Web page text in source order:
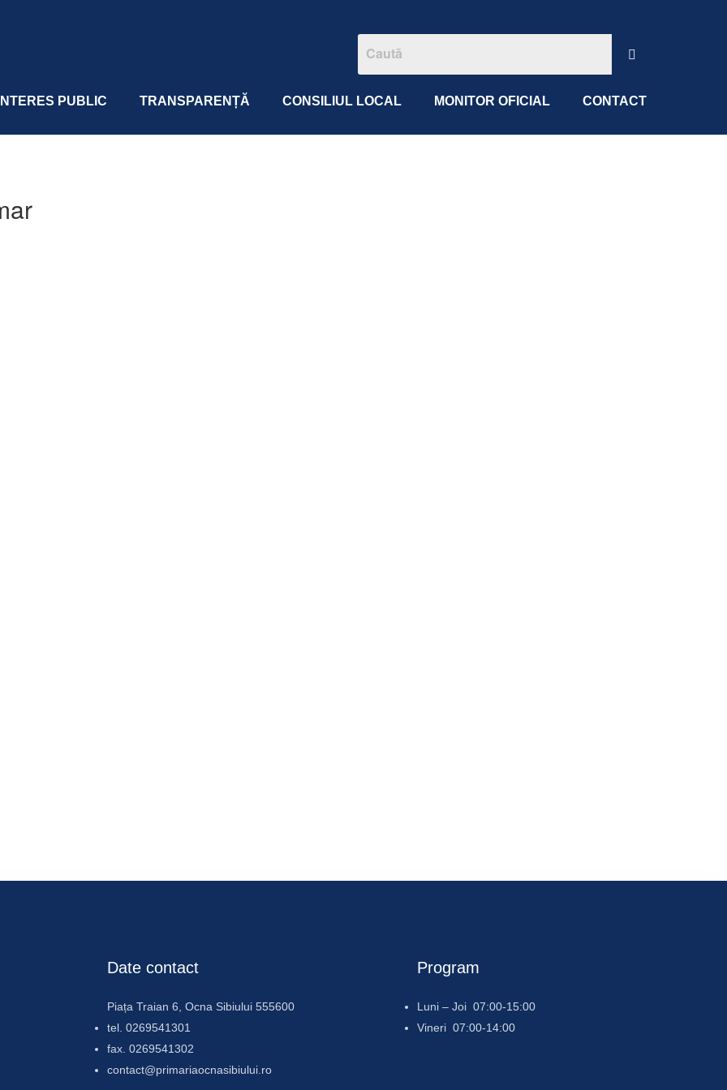
PUBLIC TRANSPARENȚĂ CONSILIUL LOCAL MONITOR OFICIAL CONTACT
Date contact
Piața Traian 6, Ocna Sibiului 555600
tel. 0269541301
fax. 0269541302
contact@primariaocnasibiului.ro
Program
Luni – Joi 07:00-15:00
Vineri 07:00-14:00